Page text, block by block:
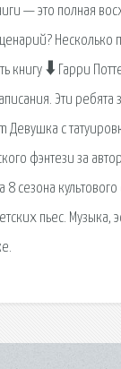
— это полная
книгу 🠳 Гарри
Эти ребята
Девушка с
фэнтези за
8 сезона
пьес.